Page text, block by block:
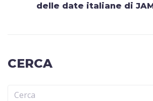
delle date italiane di
CERCA